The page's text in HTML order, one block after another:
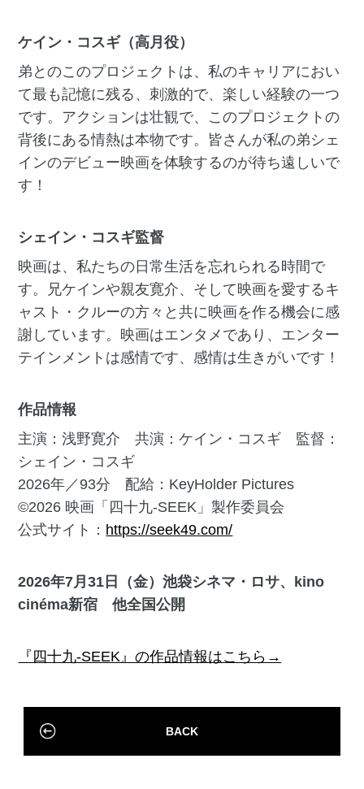
ケイン・コスギ（高月役）
弟とのこのプロジェクトは、私のキャリアにおい
て最も記憶に残る、刺激的で、楽しい経験の一つ
です。アクションは壮観で、このプロジェクトの
背後にある情熱は本物です。皆さんが私の弟シェ
インのデビュー映画を体験するのが待ち遠しいで
す！
シェイン・コスギ監督
映画は、私たちの日常生活を忘れられる時間で
す。兄ケインや親友寛介、そして映画を愛するキ
ャスト・クルーの方々と共に映画を作る機会に感
謝しています。映画はエンタメであり、エンター
テインメントは感情です、感情は生きがいです！
作品情報
主演：浅野寛介 共演：ケイン・コスギ 監督：
シェイン・コスギ
2026年／93分 配給：KeyHolder Pictures
©2026 映画「四十九-SEEK」製作委員会
公式サイト： https://seek49.com/
2026年7月31日（金）池袋シネマ・ロサ、kino
cinéma新宿 他全国公開
『四十九-SEEK』の作品情報はこちら→
BACK